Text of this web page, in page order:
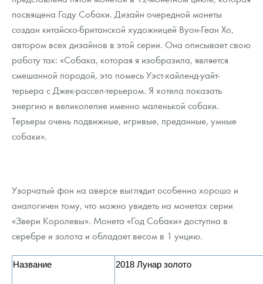
Русская нумизматика
Золотая карманная галерея
Наборы подарочных и коллекционных монет
Монеты и жетоны из недрагоценных металлов
Книги по нумизматике
посвящена Году Собаки. Дизайн очередной монеты
создан китайско-британской художницей Вуон-Геан Хо,
автором всех дизайнов в этой серии. Она описывает свою
работу так: «Собака, которая я изобразила, является
смешанной породой, это помесь Уэст-хайленд-уайт-
терьера с Джек-рассел-терьером. Я хотела показать
энергию и великолепие именно маленькой собаки.
Терьеры очень подвижные, игривые, преданные, умные
собаки».
Узорчатый фон на аверсе выглядит особенно хорошо и
аналогичен тому, что можно увидеть на монетах серии
«Звери Королевы». Монета «Год Собаки» доступна в
серебре и золота и обладает весом в 1 унцию.
Название 2018 Лунар золото